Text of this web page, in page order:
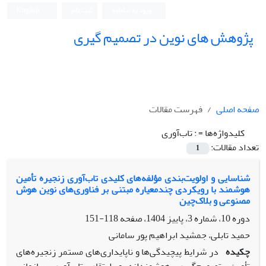
پژوهش های نوین در تصمیم گیری
صفحه اصلی
فهرست مقالات
کلیدواژه‌ها =: تاب‌آوری
تعداد مقالات:
1
شناسایی و اولویت‌بندی مؤلفه‌های کلیدی تاب‌آوری زنجیره تأمین
هوشمند با رویکردی چندمعیاره مبتنی بر فناوری‌های نوین هوش
مصنوعی و بلاک‌چین
دوره 10، شماره 3، پاییز 1404، صفحه
118-151
حمید تابلی، جمشید ابراهیم پور سامانی
چکیده در شرایط پیچیدگی‌ها و ناپایداری‌های مستمر زنجیره‌های